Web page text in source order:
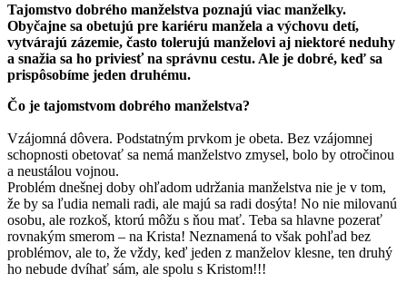
Tajomstvo dobrého manželstva poznajú viac manželky.
Obyčajne sa obetujú pre kariéru manžela a výchovu detí,
vytvárajú zázemie, často tolerujú manželovi aj niektoré neduhy
a snažia sa ho priviesť na správnu cestu. Ale je dobré, keď sa
prispôsobíme jeden druhému.
Čo je tajomstvom dobrého manželstva?
Vzájomná dôvera. Podstatným prvkom je obeta. Bez vzájomnej
schopnosti obetovať sa nemá manželstvo zmysel, bolo by otročinou
a neustálou vojnou.
Problém dnešnej doby ohľadom udržania manželstva nie je v tom,
že by sa ľudia nemali radi, ale majú sa radi dosýta! No nie milovanú
osobu, ale rozkoš, ktorú môžu s ňou mať. Teba sa hlavne pozerať
rovnakým smerom – na Krista! Neznamená to však pohľad bez
problémov, ale to, že vždy, keď jeden z manželov klesne, ten druhý
ho nebude dvíhať sám, ale spolu s Kristom!!!